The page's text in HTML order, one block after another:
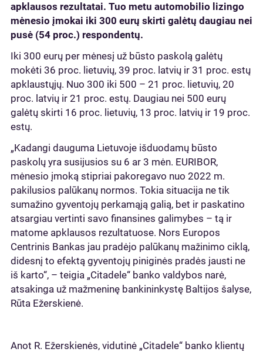
apklausos rezultatai. Tuo metu automobilio lizingo
mėnesio įmokai iki 300 eurų skirti galėtų daugiau nei
pusė (54 proc.) respondentų.
Iki 300 eurų per mėnesį už būsto paskolą galėtų
mokėti 36 proc. lietuvių, 39 proc. latvių ir 31 proc. estų
apklaustųjų. Nuo 300 iki 500 – 21 proc. lietuvių, 20
proc. latvių ir 21 proc. estų. Daugiau nei 500 eurų
galėtų skirti 16 proc. lietuvių, 13 proc. latvių ir 19 proc.
estų.
„Kadangi dauguma Lietuvoje išduodamų būsto
paskolų yra susijusios su 6 ar 3 mėn. EURIBOR,
mėnesio įmoką stipriai pakoregavo nuo 2022 m.
pakilusios palūkanų normos. Tokia situacija ne tik
sumažino gyventojų perkamąją galią, bet ir paskatino
atsargiau vertinti savo finansines galimybes – tą ir
matome apklausos rezultatuose. Nors Europos
Centrinis Bankas jau pradėjo palūkanų mažinimo ciklą,
didesnį to efektą gyventojų piniginės pradės jausti ne
iš karto“, – teigia „Citadele“ banko valdybos narė,
atsakinga už mažmeninę bankininkystę Baltijos šalyse,
Rūta Ežerskienė.
Anot R. Ežerskienės, vidutinė „Citadele“ banko klientų